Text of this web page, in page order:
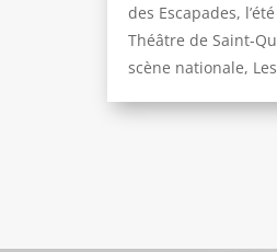
des Escapades,
Théâtre de Saint-
scène nationale,